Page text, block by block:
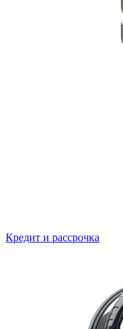
Кредит и рассрочка